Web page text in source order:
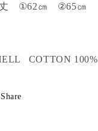
①62㎝ ②65㎝
COTTON 100%
Share